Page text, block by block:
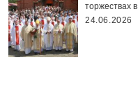
торжествах
24.06.2026